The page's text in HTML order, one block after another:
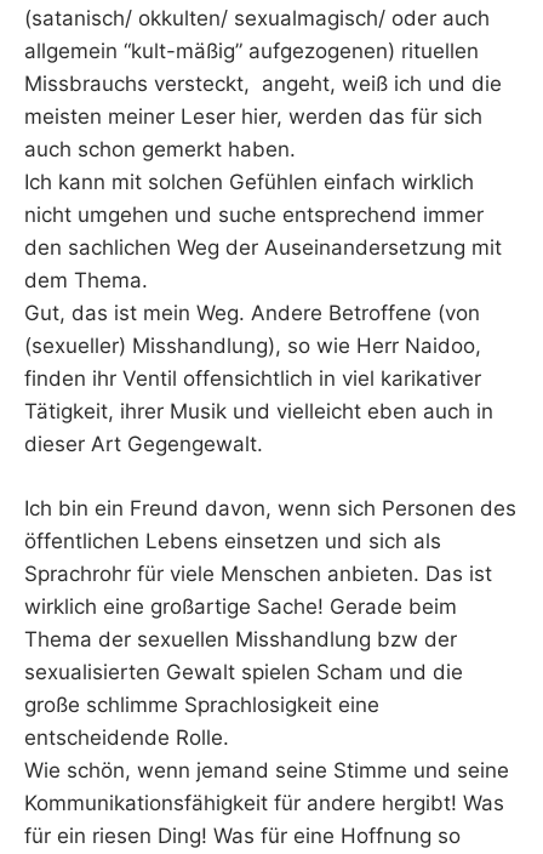
(satanisch/ okkulten/ sexualmagisch/ oder auch
allgemein “kult-mäßig” aufgezogenen) rituellen
Missbrauchs versteckt, angeht, weiß ich und die
meisten meiner Leser hier, werden das für sich
auch schon gemerkt haben.
Ich kann mit solchen Gefühlen einfach wirklich
nicht umgehen und suche entsprechend immer
den sachlichen Weg der Auseinandersetzung mit
dem Thema.
Gut, das ist mein Weg. Andere Betroffene (von
(sexueller) Misshandlung), so wie Herr Naidoo,
finden ihr Ventil offensichtlich in viel karikativer
Tätigkeit, ihrer Musik und vielleicht eben auch in
dieser Art Gegengewalt.
Ich bin ein Freund davon, wenn sich Personen des
öffentlichen Lebens einsetzen und sich als
Sprachrohr für viele Menschen anbieten. Das ist
wirklich eine großartige Sache! Gerade beim
Thema der sexuellen Misshandlung bzw der
sexualisierten Gewalt spielen Scham und die
große schlimme Sprachlosigkeit eine
entscheidende Rolle.
Wie schön, wenn jemand seine Stimme und seine
Kommunikationsfähigkeit für andere hergibt! Was
für ein riesen Ding! Was für eine Hoffnung so